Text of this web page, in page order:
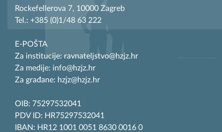
Rockefellerova 7, 10000 Zagreb
Tel.: +385 (0)1/48 63 222
E-POŠTA
Za institucije: ravnateljstvo@hzjz.hr
Za medije: info@hzjz.hr
Za građane: hzjz@hzjz.hr
OIB: 75297532041
PDV ID: HR75297532041
IBAN: HR12 1001 0051 8630 0016 0